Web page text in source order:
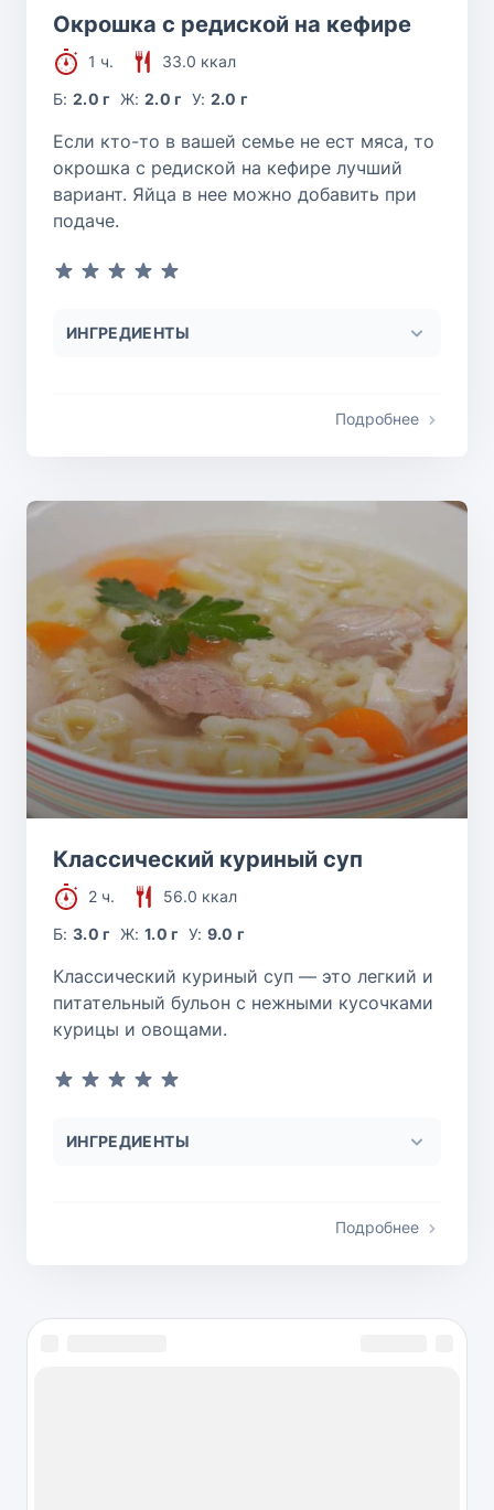
Окрошка с редиской на кефире
1 ч.
33.0 ккал
Б:2.0 г Ж: 2.0 г У: 2.0 г
Если кто-то в вашей семье не ест мяса, то
окрошка с редиской на кефире лучший
вариант. Яйца в нее можно добавить при
подаче.
ИНГРЕДИЕНТЫ
Подробнее
Классический куриный суп
2 ч.
56.0 ккал
Б:3.0 г Ж: 1.0 г У: 9.0 г
Классический куриный суп — это легкий и
питательный бульон с нежными кусочками
курицы и овощами.
ИНГРЕДИЕНТЫ
Подробнее